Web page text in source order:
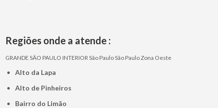
Regiões onde a atende :
GRANDE SÃO PAULO INTERIOR São PauloSão PauloZona Oeste
Alto da Lapa
Alto de Pinheiros
Bairro do Limão